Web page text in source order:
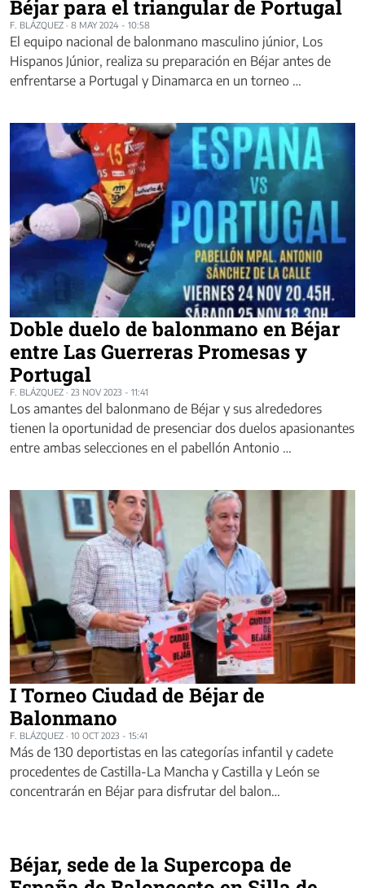
Béjar para el triangular de Portugal
F. BLÁZQUEZ · 8 MAY 2024 - 10:58
El equipo nacional de balonmano masculino júnior, Los
Hispanos Júnior, realiza su preparación en Béjar antes de
enfrentarse a Portugal y Dinamarca en un torneo …
Doble duelo de balonmano en Béjar
entre Las Guerreras Promesas y
Portugal
F. BLÁZQUEZ · 23 NOV 2023 - 11:41
Los amantes del balonmano de Béjar y sus alrededores
tienen la oportunidad de presenciar dos duelos apasionantes
entre ambas selecciones en el pabellón Antonio …
I Torneo Ciudad de Béjar de
Balonmano
F. BLÁZQUEZ · 10 OCT 2023 - 15:41
Más de 130 deportistas en las categorías infantil y cadete
procedentes de Castilla-La Mancha y Castilla y León se
concentrarán en Béjar para disfrutar del balon…
Béjar, sede de la Supercopa de